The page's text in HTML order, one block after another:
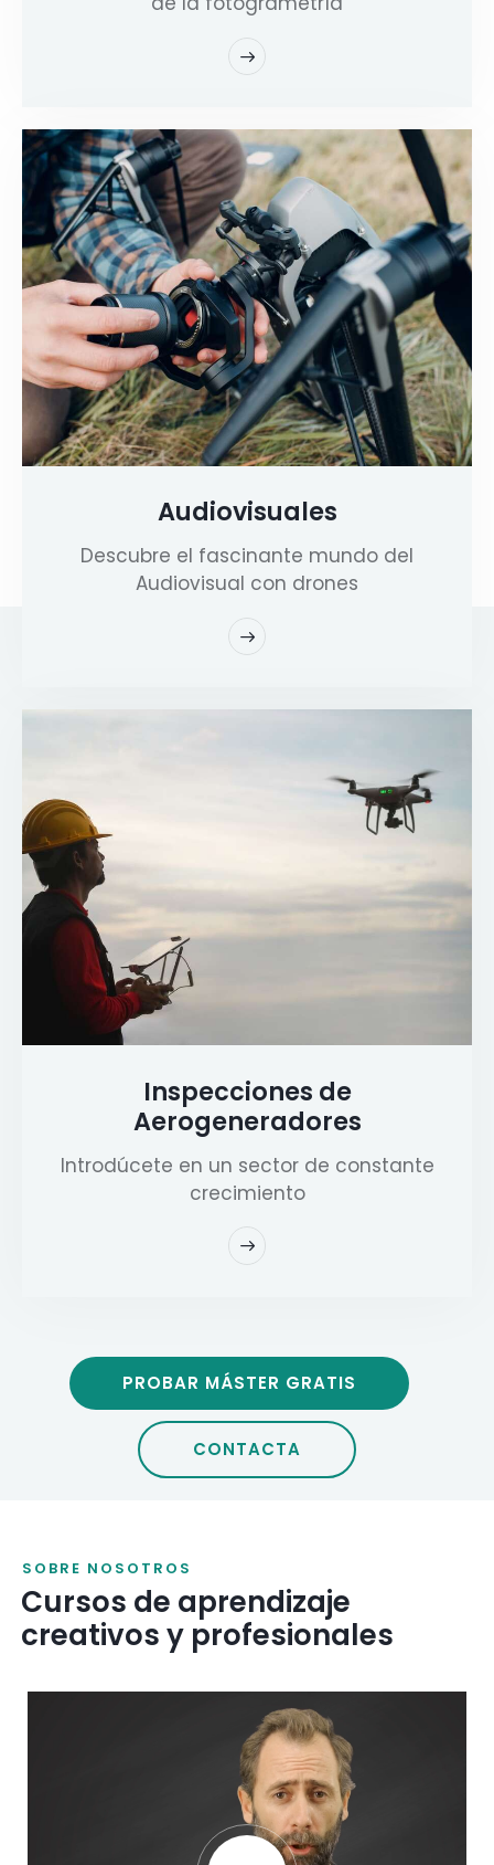
Audiovisuales
Descubre el fascinante mundo del
Audiovisual con drones
Inspecciones de
Aerogeneradores
Introdúcete en un sector de constante
crecimiento
PROBAR MÁSTER GRATIS
CONTACTA
SOBRE NOSOTROS
Cursos de aprendizaje
creativos y profesionales